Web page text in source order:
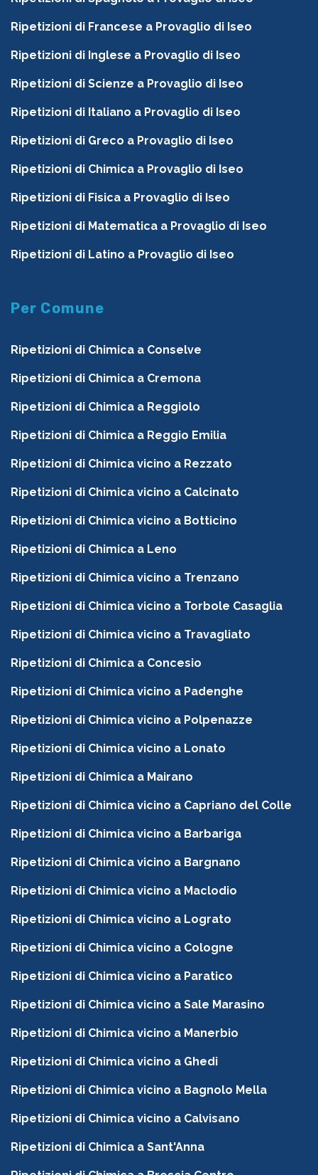
Ripetizioni di Francese a Provaglio di Iseo
Ripetizioni di Inglese a Provaglio di Iseo
Ripetizioni di Scienze a Provaglio di Iseo
Ripetizioni di Italiano a Provaglio di Iseo
Ripetizioni di Greco a Provaglio di Iseo
Ripetizioni di Chimica a Provaglio di Iseo
Ripetizioni di Fisica a Provaglio di Iseo
Ripetizioni di Matematica a Provaglio di Iseo
Ripetizioni di Latino a Provaglio di Iseo
Per Comune
Ripetizioni di Chimica a Conselve
Ripetizioni di Chimica a Cremona
Ripetizioni di Chimica a Reggiolo
Ripetizioni di Chimica a Reggio Emilia
Ripetizioni di Chimica vicino a Rezzato
Ripetizioni di Chimica vicino a Calcinato
Ripetizioni di Chimica vicino a Botticino
Ripetizioni di Chimica a Leno
Ripetizioni di Chimica vicino a Trenzano
Ripetizioni di Chimica vicino a Torbole Casaglia
Ripetizioni di Chimica vicino a Travagliato
Ripetizioni di Chimica a Concesio
Ripetizioni di Chimica vicino a Padenghe
Ripetizioni di Chimica vicino a Polpenazze
Ripetizioni di Chimica vicino a Lonato
Ripetizioni di Chimica a Mairano
Ripetizioni di Chimica vicino a Capriano del Colle
Ripetizioni di Chimica vicino a Barbariga
Ripetizioni di Chimica vicino a Bargnano
Ripetizioni di Chimica vicino a Maclodio
Ripetizioni di Chimica vicino a Lograto
Ripetizioni di Chimica vicino a Cologne
Ripetizioni di Chimica vicino a Paratico
Ripetizioni di Chimica vicino a Sale Marasino
Ripetizioni di Chimica vicino a Manerbio
Ripetizioni di Chimica vicino a Ghedi
Ripetizioni di Chimica vicino a Bagnolo Mella
Ripetizioni di Chimica vicino a Calvisano
Ripetizioni di Chimica a Sant'Anna